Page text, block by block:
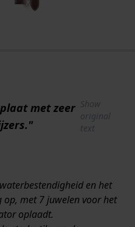
met zeer Show
original
text
en het
met 7 juwelen voor het
oplaadt.